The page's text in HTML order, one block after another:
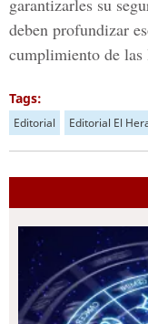
garantizarles su
deben profundizar
cumplimiento de las
Tags:
Editorial Editorial El